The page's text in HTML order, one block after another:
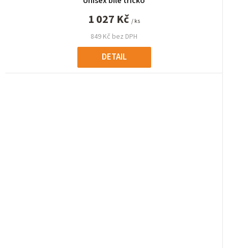
849 Kč bez DPH
1 027 Kč / ks
DETAIL